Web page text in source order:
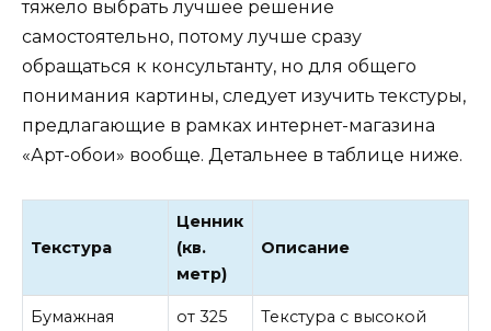
тяжело выбрать лучшее решение
самостоятельно, потому лучше сразу
обращаться к консультанту, но для общего
понимания картины, следует изучить текстуры,
предлагающие в рамках интернет-магазина
«Арт-обои» вообще. Детальнее в таблице ниже.
Текстура
Ценник
(кв.
метр)
Описание
Бумажная
от 325
Текстура с высокой